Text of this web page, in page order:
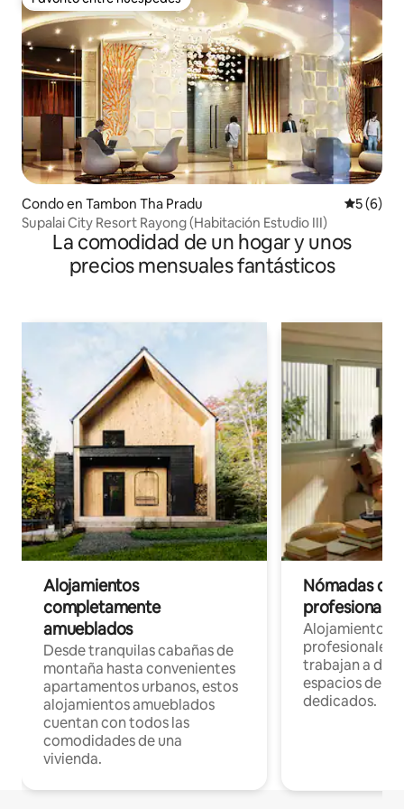
Favorito entre huéspedes
Condo en Tambon Tha Pradu
5 (6)
Supalai City Resort Rayong (Habitación Estudio III)
La comodidad de un hogar y unos
precios mensuales fantásticos
Alojamientos
completamente
amueblados
Desde tranquilas cabañas de
montaña hasta convenientes
apartamentos urbanos, estos
alojamientos amueblados
cuentan con todos las
comodidades de una
vivienda.
Nómadas
Alojamientos
profesionales
trabajan a
espacios de
dedicados.